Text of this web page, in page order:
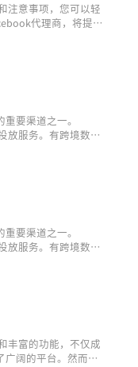
注意事项，您可以轻
代理商，将提供
要渠道之一。
放服务。有跨境数字
要渠道之一。
放服务。有跨境数字
丰富的功能，不仅成
广阔的平台。然而，